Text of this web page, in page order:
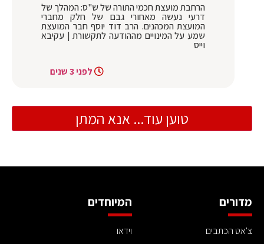
הרחבת מועצת חכמי התורה של ש"ס: המהלך של
דרעי נעשה מאחורי גבם של חלק מחברי
המועצת המכהנים. הרב דוד יוסף חבר המועצת
שמע על המינויים מההודעה לתקשורת | עקיבא
וייס
לפני 3 שנים
טוען עוד... אנא המתן
מדורים
צ'אט הכתבים
המיוחדים
וידאו